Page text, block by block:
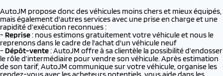
AutoJM propose donc des véhicules moins chers et mieux équipés,
mais également d'autres services avec une prise en charge et une
rapidité d’exécution reconnues :
- Reprise: nous estimons gratuitement votre véhicule et nous le
reprenons dans le cadre de l'achat d'un véhicule neuf
- Dépôt-vente: AutoJM offre à sa clientèle la possibilité d’endosser
le rôle d’intermédiaire pour vendre son véhicule. Après estimation
de son tarif, AutoJM communique sur votre véhicule, organise les